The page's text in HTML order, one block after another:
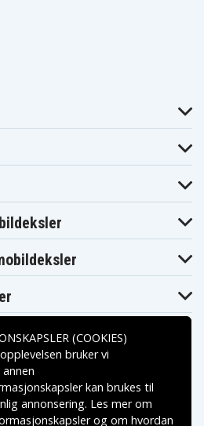
(COOKIES)
bruker vi
kan brukes til
annonsering. Les mer om
og om hvordan